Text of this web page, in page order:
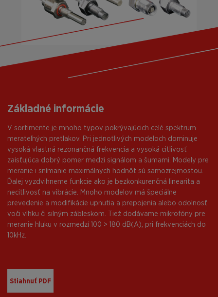
Základné informácie
V sortimente je mnoho typov pokrývajúcich celé spektrum
merateľných pretlakov. Pri jednotlivých modeloch dominuje
vysoká vlastná rezonančná frekvencia a vysoká citlivosť
zaisťujúca dobrý pomer medzi signálom a šumami. Modely pre
meranie i snímanie maximálnych hodnôt sú samozrejmosťou.
Ďalej vyzdvihneme funkcie ako je bezkonkurenčná linearita a
necitlivosť na vibrácie. Mnoho modelov má špeciálne
prevedenie a modifikácie upnutia a prepojenia alebo odolnosť
voči vlhku či silným zábleskom. Tiež dodávame mikrofóny pre
meranie hluku v rozmedzí 100 > 180 dB(A), pri frekvenciách do
10kHz.
Stiahnuť PDF